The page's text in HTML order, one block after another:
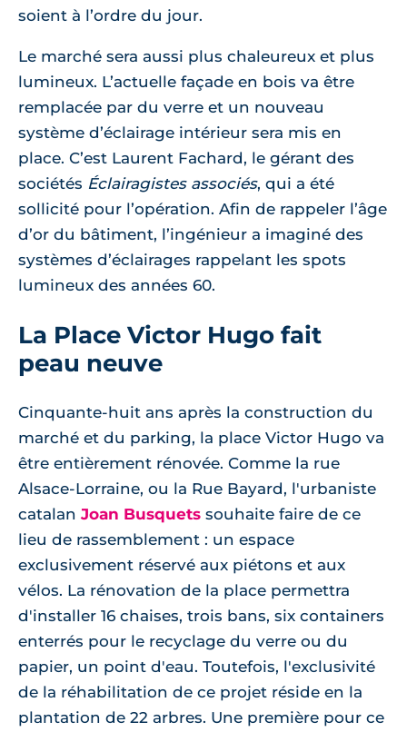
soient à l’ordre du jour.
Le marché sera aussi plus chaleureux et plus
lumineux. L’actuelle façade en bois va être
remplacée par du verre et un nouveau
système d’éclairage intérieur sera mis en
place. C’est Laurent Fachard, le gérant des
sociétés Éclairagistes associés, qui a été
sollicité pour l’opération. Afin de rappeler l’âge
d’or du bâtiment, l’ingénieur a imaginé des
systèmes d’éclairages rappelant les spots
lumineux des années 60.
La Place Victor Hugo fait
peau neuve
Cinquante-huit ans après la construction du
marché et du parking, la place Victor Hugo va
être entièrement rénovée. Comme la rue
Alsace-Lorraine, ou la Rue Bayard, l'urbaniste
catalan Joan Busquets souhaite faire de ce
lieu de rassemblement : un espace
exclusivement réservé aux piétons et aux
vélos. La rénovation de la place permettra
d'installer 16 chaises, trois bans, six containers
enterrés pour le recyclage du verre ou du
papier, un point d'eau. Toutefois, l'exclusivité
de la réhabilitation de ce projet réside en la
plantation de 22 arbres. Une première pour ce